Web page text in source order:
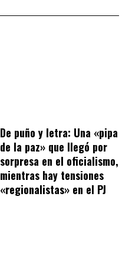
De puño y letra: Una «pipa
de la paz» que llegó por
sorpresa en el oficialismo,
mientras hay tensiones
«regionalistas» en el PJ